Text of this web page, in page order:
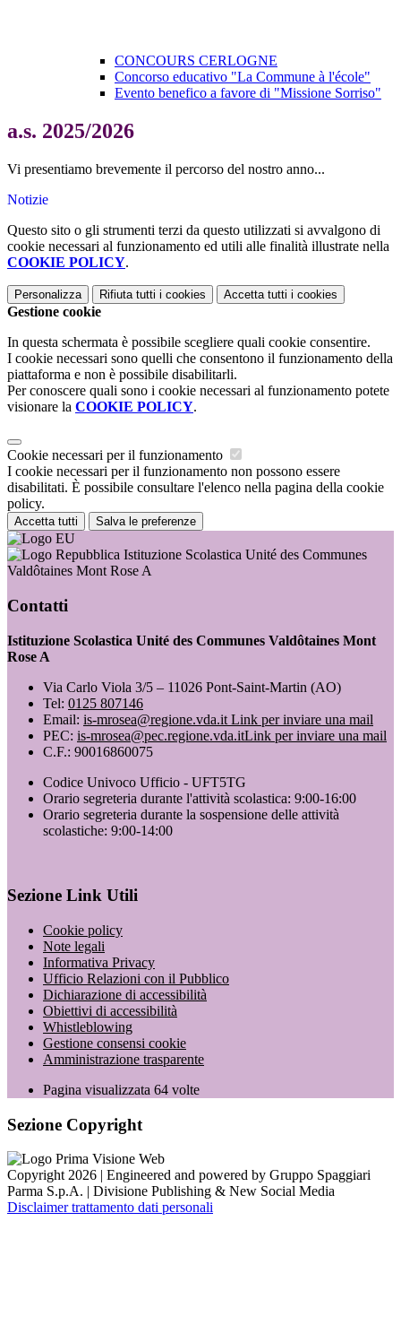
CONCOURS CERLOGNE
Concorso educativo "La Commune à l'école"
Evento benefico a favore di "Missione Sorriso"
a.s. 2025/2026
Vi presentiamo brevemente il percorso del nostro anno...
Notizie
Questo sito o gli strumenti terzi da questo utilizzati si avvalgono di
cookie necessari al funzionamento ed utili alle finalità illustrate nella
COOKIE POLICY.
Personalizza Rifiuta tutti i cookies Accetta tutti i cookies
Gestione cookie
In questa schermata è possibile scegliere quali cookie consentire.
I cookie necessari sono quelli che consentono il funzionamento della
piattaforma e non è possibile disabilitarli.
Per conoscere quali sono i cookie necessari al funzionamento potete
visionare la COOKIE POLICY.
Cookie necessari per il funzionamento
I cookie necessari per il funzionamento non possono essere
disabilitati. È possibile consultare l'elenco nella pagina della cookie
policy.
Accetta tutti Salva le preferenze
Istituzione Scolastica Unité des Communes
Valdôtaines Mont Rose A
Contatti
Istituzione Scolastica Unité des Communes Valdôtaines Mont
Rose A
Via Carlo Viola 3/5 – 11026 Pont-Saint-Martin (AO)
Tel: 0125 807146
Email: is-mrosea@regione.vda.it Link per inviare una mail
PEC: is-mrosea@pec.regione.vda.itLink per inviare una mail
C.F.: 90016860075
Codice Univoco Ufficio - UFT5TG
Orario segreteria durante l'attività scolastica: 9:00-16:00
Orario segreteria durante la sospensione delle attività
scolastiche: 9:00-14:00
Sezione Link Utili
Cookie policy
Note legali
Informativa Privacy
Ufficio Relazioni con il Pubblico
Dichiarazione di accessibilità
Obiettivi di accessibilità
Whistleblowing
Gestione consensi cookie
Amministrazione trasparente
Pagina visualizzata 64 volte
Sezione Copyright
Copyright 2026 | Engineered and powered by Gruppo Spaggiari
Parma S.p.A. | Divisione Publishing & New Social Media
Disclaimer trattamento dati personali